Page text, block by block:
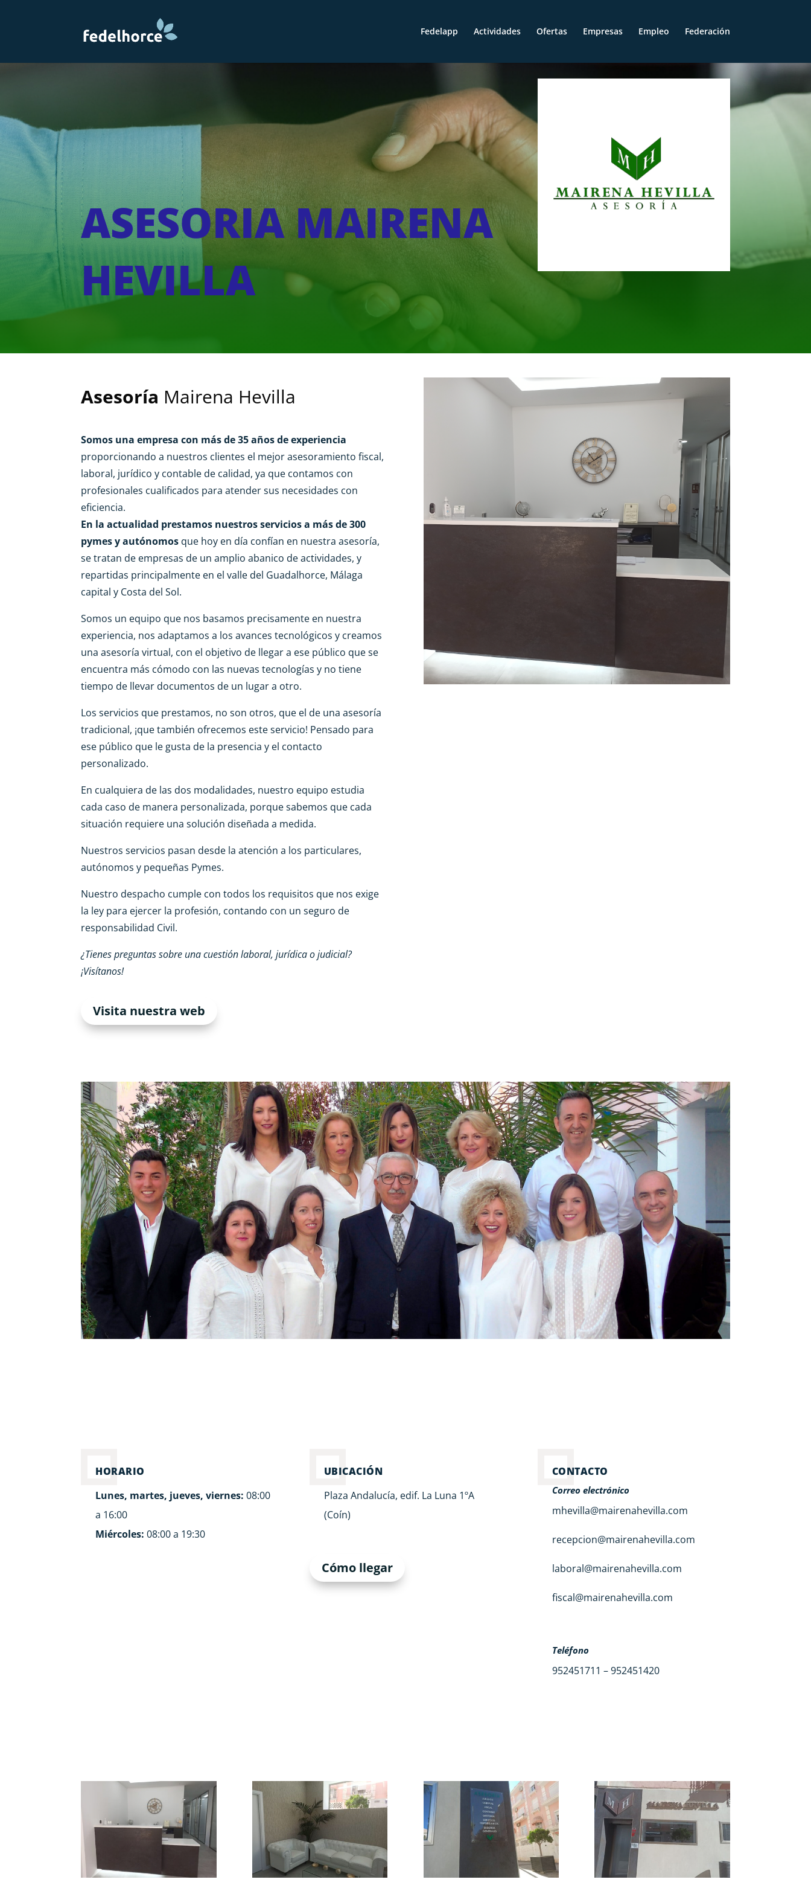
Fedelapp Actividades Ofertas Empresas Empleo Federación
ASESORIA MAIRENA
HEVILLA
Asesoría Mairena Hevilla
Somos una empresa con más de 35 años de experiencia
proporcionando a nuestros clientes el mejor asesoramiento fiscal,
laboral, jurídico y contable de calidad, ya que contamos con
profesionales cualificados para atender sus necesidades con
eficiencia.
En la actualidad prestamos nuestros servicios a más de 300
pymes y autónomos que hoy en día confían en nuestra asesoría,
se tratan de empresas de un amplio abanico de actividades, y
repartidas principalmente en el valle del Guadalhorce, Málaga
capital y Costa del Sol.
Somos un equipo que nos basamos precisamente en nuestra
experiencia, nos adaptamos a los avances tecnológicos y creamos
una asesoría virtual, con el objetivo de llegar a ese público que se
encuentra más cómodo con las nuevas tecnologías y no tiene
tiempo de llevar documentos de un lugar a otro.
Los servicios que prestamos, no son otros, que el de una asesoría
tradicional, ¡que también ofrecemos este servicio! Pensado para
ese público que le gusta de la presencia y el contacto
personalizado.
En cualquiera de las dos modalidades, nuestro equipo estudia
cada caso de manera personalizada, porque sabemos que cada
situación requiere una solución diseñada a medida.
Nuestros servicios pasan desde la atención a los particulares,
autónomos y pequeñas Pymes.
Nuestro despacho cumple con todos los requisitos que nos exige
la ley para ejercer la profesión, contando con un seguro de
responsabilidad Civil.
¿Tienes preguntas sobre una cuestión laboral, jurídica o judicial?
¡Visítanos!
Visita nuestra web
HORARIO
Lunes, martes, jueves, viernes: 08:00
a 16:00
Miércoles: 08:00 a 19:30
UBICACIÓN
Plaza Andalucía, edif. La Luna 1ºA
(Coín)
Cómo llegar
CONTACTO
Correo electrónico
mhevilla@mairenahevilla.com
recepcion@mairenahevilla.com
laboral@mairenahevilla.com
fiscal@mairenahevilla.com
Teléfono
952451711 – 952451420